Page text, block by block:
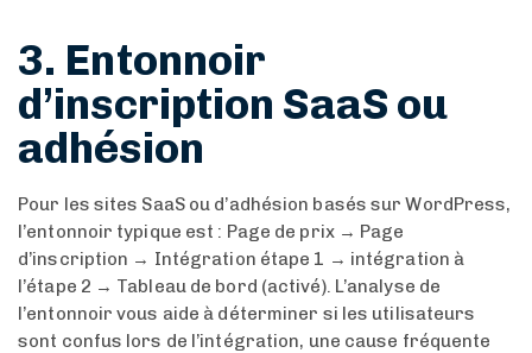
3. Entonnoir
d’inscription SaaS ou
adhésion
Pour les sites SaaS ou d’adhésion basés sur WordPress,
l’entonnoir typique est : Page de prix → Page
d’inscription → Intégration étape 1 → intégration à
l’étape 2 → Tableau de bord (activé). L’analyse de
l’entonnoir vous aide à déterminer si les utilisateurs
sont confus lors de l’intégration, une cause fréquente